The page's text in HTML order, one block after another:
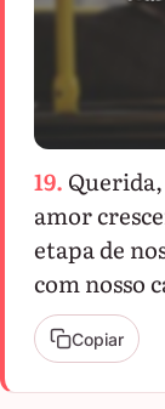
19.
amor
etapa de
com nosso
Copiar